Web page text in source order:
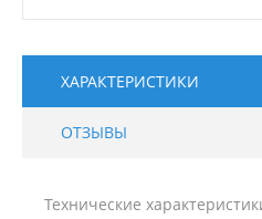
ХАРАКТЕРИСТИКИ
ОТЗЫВЫ
Технические